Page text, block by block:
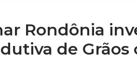
Rondônia
de Grãos